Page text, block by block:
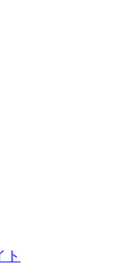
ト